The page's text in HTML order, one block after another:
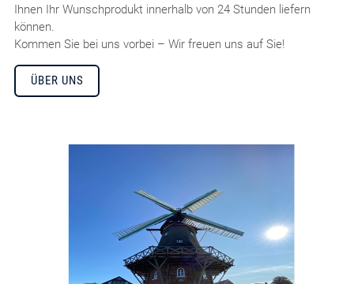
Ihnen Ihr Wunschprodukt innerhalb von 24 Stunden liefern
können.
Kommen Sie bei uns vorbei – Wir freuen uns auf Sie!
ÜBER UNS